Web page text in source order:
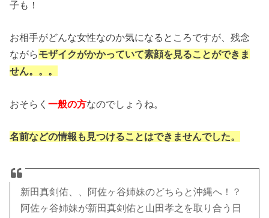
子も！
お相手がどんな女性なのか気になるところですが、残念
ながらモザイクがかかっていて素顔を見ることができま
せん。。。
おそらく一般の方なのでしょうね。
名前などの情報も見つけることはできませんでした。
新田真剣佑、、阿佐ヶ谷姉妹のどちらと沖縄へ！？
阿佐ヶ谷姉妹が新田真剣佑と山田孝之を取り合う日